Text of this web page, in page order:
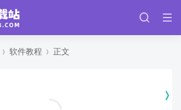
软件教程 正文